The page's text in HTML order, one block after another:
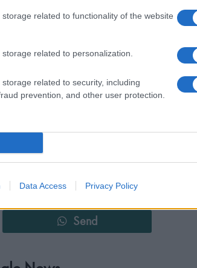
related to functionality of the website
related to personalization.
related to security, including
prevention, and other user protection.
Data Access Privacy Policy
Watch, οι 44,4
κάθε χρόνο από την
το 10% των συνολικών
Send